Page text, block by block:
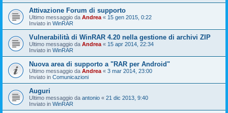
Attivazione Forum di supporto
Ultimo messaggio da Andrea « 15 gen 2015, 0:22
Inviato in WinRAR
Vulnerabilità di WinRAR 4.20 nella gestione di archivi ZIP
Ultimo messaggio da Andrea « 15 apr 2014, 22:34
Inviato in WinRAR
Nuova area di supporto a "RAR per Android"
Ultimo messaggio da Andrea « 3 mar 2014, 23:00
Inviato in Comunicazioni
Auguri
Ultimo messaggio da antonio « 21 dic 2013, 9:40
Inviato in WinRAR